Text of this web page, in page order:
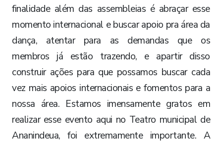
finalidade além das assembleias é abraçar esse
momento internacional e buscar apoio pra área da
dança, atentar para as demandas que os
membros já estão trazendo, e apartir disso
construir ações para que possamos buscar cada
vez mais apoios internacionais e fomentos para a
nossa área. Estamos imensamente gratos em
realizar esse evento aqui no Teatro municipal de
Ananindeua, foi extremamente importante. A